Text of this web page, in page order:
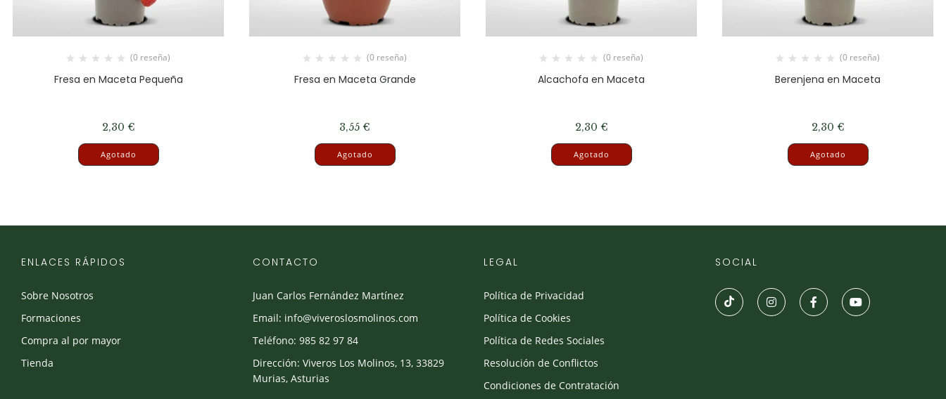
(0 reseña)
Fresa en Maceta Pequeña
2,30 €
Agotado
(0 reseña)
Fresa en Maceta Grande
3,55 €
Agotado
(0 reseña)
Alcachofa en Maceta
2,30 €
Agotado
(0 reseña)
Berenjena en Maceta
2,30 €
Agotado
ENLACES RÁPIDOS
Sobre Nosotros
Formaciones
Compra al por mayor
Tienda
CONTACTO
Juan Carlos Fernández Martínez
Email: info@viveroslosmolinos.com
Teléfono: 985 82 97 84
Dirección: Viveros Los Molinos, 13, 33829
Murias, Asturias
LEGAL
Política de Privacidad
Política de Cookies
Política de Redes Sociales
Resolución de Conflictos
Condiciones de Contratación
SOCIAL